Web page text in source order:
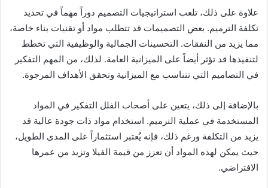
علاوة على ذلك، تلعب استراتيجيات التصميم دوراً مهماً في تحديد
تكلفة الترميم. بعض التصميمات قد تتطلب مواد أو تقنيات بناء خاصة،
مما يزيد من النفقات. التحسينات الجمالية والوظيفية التي تخطط
لتنفيذها قد تؤثر أيضاً على الميزانية العامة. لذلك، من المهم التفكير
في التصاميم التي تتناسب مع الميزانية وتحقق الأهداف المرجوة.
بالإضافة إلى ذلك، يتعين على أصحاب الفلل التفكير في المواد
المستخدمة في عملية الترميم. استخدام مواد ذات جودة عالية قد
يزيد من التكلفة ورغم ذلك، فإنه يُعتبر استثماراً على المدى الطويل،
حيث يمكن لهذه المواد أن تعزز من قيمة الفيلا وتزيد من عمرها
الافتراضي.